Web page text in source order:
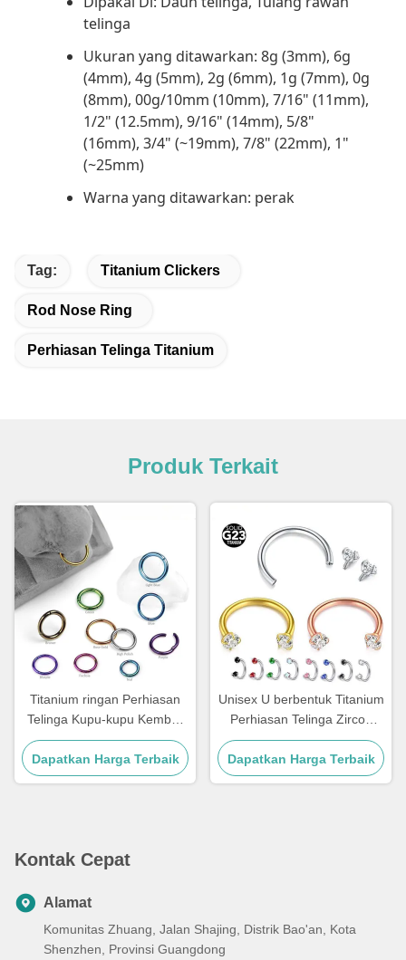
telinga
Ukuran yang ditawarkan: 8g (3mm), 6g
(4mm), 4g (5mm), 2g (6mm), 1g (7mm), 0g
(8mm), 00g/10mm (10mm), 7/16" (11mm),
1/2" (12.5mm), 9/16" (14mm), 5/8"
(16mm), 3/4" (~19mm), 7/8" (22mm), 1"
(~25mm)
Warna yang ditawarkan: perak
Tag: Titanium Clickers
Rod Nose Ring
Perhiasan Telinga Titanium
Produk Terkait
Titanium ringan Perhiasan
Telinga Kupu-kupu Kembali
Titanium Kliker 20g
Dapatkan Harga Terbaik
Unisex U berbentuk Titanium
Perhiasan Telinga Zircon
Rod Nose Ring 12mm F136
Dapatkan Harga Terbaik
Kontak Cepat
Alamat
Komunitas Zhuang, Jalan Shajing, Distrik Bao'an, Kota
Shenzhen, Provinsi Guangdong